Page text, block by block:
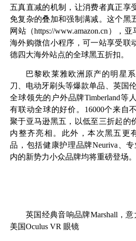
五真直减的机制，让消费者真正享
免复杂的叠加和强制满减。这个黑
网站（https://www.amazon.cn），
海外购微信小程序，可一站享受联
德四大海外站点的全球黑五折扣。
巴黎欧莱雅欧洲原产的明星
刀、电动牙刷头等爆款单品、英国伦
全球领先的户外品牌Timberland等
有联动全球的好价。16000个来自
聚于亚马逊黑五，以低至三折起的
内整齐亮相。此外，本次黑五更
品，包括健康护理品牌Neuriva、
内的新势力小众品牌均将重磅登场。
英国经典音响品牌Marshall，
美国Oculus VR 眼镜